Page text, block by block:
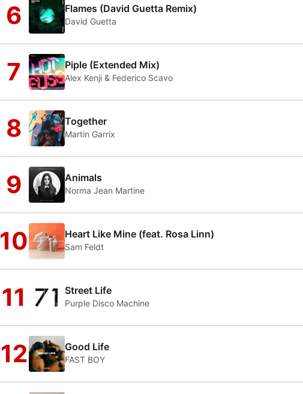
6 Flames (David Guetta Remix)
David Guetta
7 Piple (Extended Mix)
Alex Kenji & Federico Scavo
8 Together
Martin Garrix
9 Animals
Norma Jean Martine
10 Heart Like Mine (feat. Rosa Linn)
Sam Feldt
11 Street Life
Purple Disco Machine
12 Good Life
FAST BOY